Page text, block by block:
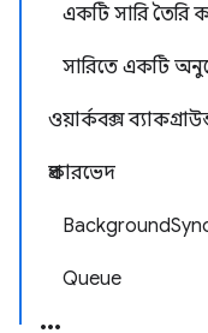
একটি সারি তৈরি
সারিতে একটি
ওয়ার্কবক্স
প্রকারভেদ
Queue